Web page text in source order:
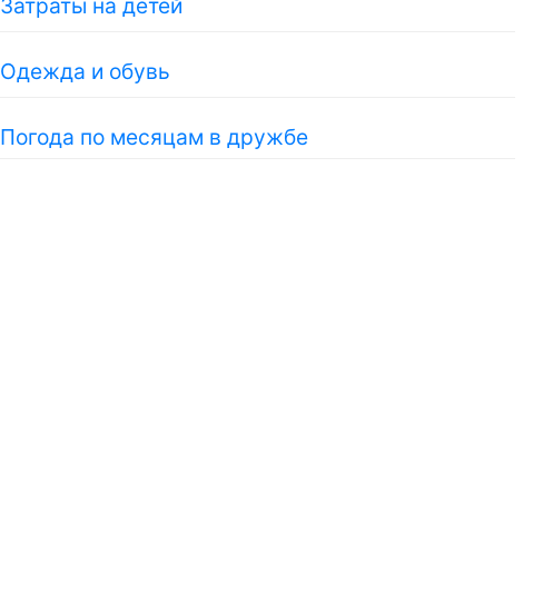
Затраты на детей
Одежда и обувь
Погода по месяцам в дружбе